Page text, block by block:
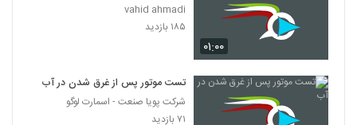
۰۱:۰۰
vahid ahmadi
۱۸۵ بازدید
تست موتور پس از غرق شدن در آب
شرکت پویا صنعت - اسمارت لوگو
۷۱ بازدید